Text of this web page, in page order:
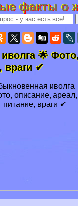
факты о
🌟
враги ✔